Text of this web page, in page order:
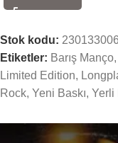
Stok kodu:
Etiketler: Barış Manço,
Limited Edition,
Rock, Yeni Baskı, Yerli